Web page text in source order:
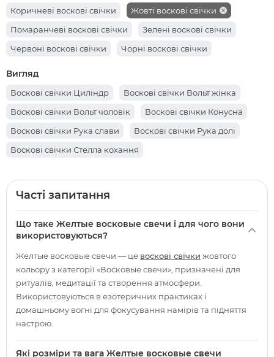
Коричневі воскові свічки
Жовті воскові свічки
Помаранчеві воскові свічки
Зелені воскові свічки
Червоні воскові свічки
Чорні воскові свічки
Вигляд
Воскові свічки Циліндр
Воскові свічки Вольт жінка
Воскові свічки Вольт чоловік
Воскові свічки Конусна
Воскові свічки Рука слави
Воскові свічки Рука долі
Воскові свічки Стелла кохання
Часті запитання
Що таке Желтые восковые свечи і для чого вони
використовуються?
Желтые восковые свечи — це воскові свічки жовтого
кольору з категорії «Восковые свечи», призначені для
ритуалів, медитації та створення атмосфери.
Використовуються в езотеричних практиках і
домашньому вогні для фокусування намірів та підняття
настрою.
Які розміри та вага Желтые восковые свечи